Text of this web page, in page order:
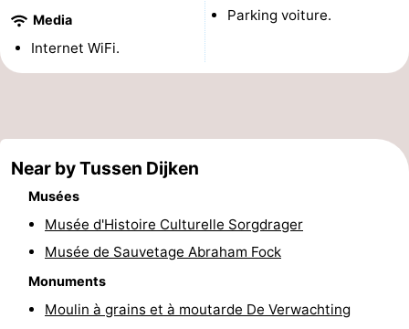
et
faire
Lieux
d'intérêt
-
Églises
Moulins
Points
Attractions
Media
Internet WiFi.
Parking voiture.
Near by Tussen Dijken
Musées
Musée d'Histoire Culturelle Sorgdrager
Musée de Sauvetage Abraham Fock
Monuments
Moulin à grains et à moutarde De Verwachting